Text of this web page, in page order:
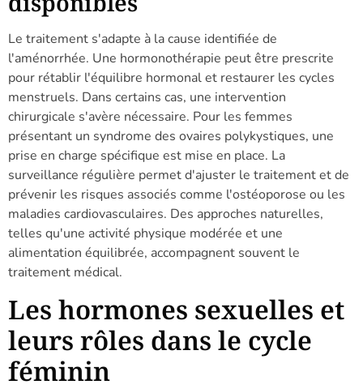
Le traitement s'adapte à la cause identifiée de
l'aménorrhée. Une hormonothérapie peut être prescrite
pour rétablir l'équilibre hormonal et restaurer les cycles
menstruels. Dans certains cas, une intervention
chirurgicale s'avère nécessaire. Pour les femmes
présentant un syndrome des ovaires polykystiques, une
prise en charge spécifique est mise en place. La
surveillance régulière permet d'ajuster le traitement et de
prévenir les risques associés comme l'ostéoporose ou les
maladies cardiovasculaires. Des approches naturelles,
telles qu'une activité physique modérée et une
alimentation équilibrée, accompagnent souvent le
traitement médical.
Les hormones sexuelles et
leurs rôles dans le cycle
féminin